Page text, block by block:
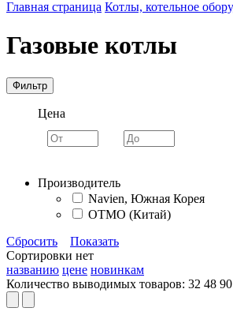
Главная страница Котлы, котельное
Газовые котлы
Фильтр
Цена
Производитель
Navien, Южная Корея
OTMO (Китай)
Сбросить
Показать
Сортировки нет
названию цене новинкам
Количество выводимых товаров: 32 48 90